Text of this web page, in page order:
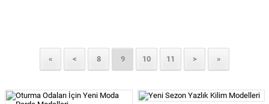
« < 8 9 10 11 > »